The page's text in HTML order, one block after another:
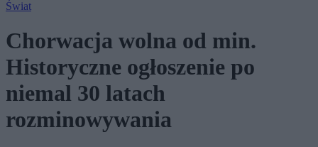
Świat
Chorwacja wolna od min.
Historyczne ogłoszenie po
niemal 30 latach
rozminowywania